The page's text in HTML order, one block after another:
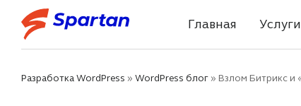
Главная Услуги
Разработка WordPress » WordPress блог » Взлом Битрикс и